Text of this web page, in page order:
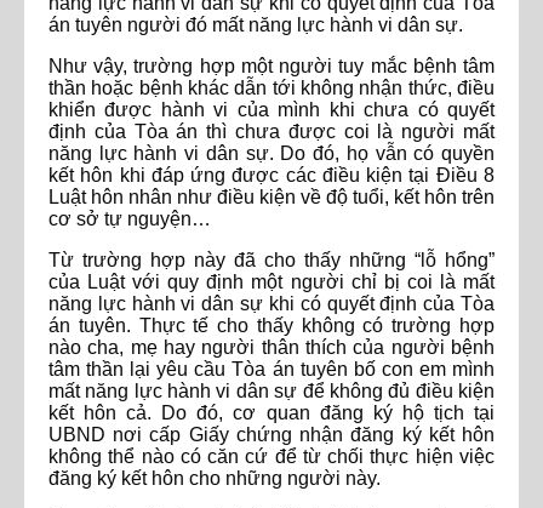
án tuyên người đó mất năng lực hành vi dân sự.
Như vậy, trường hợp một người tuy mắc bệnh tâm
thần hoặc bệnh khác dẫn tới không nhận thức, điều
khiển được hành vi của mình khi chưa có quyết
định của Tòa án thì chưa được coi là người mất
năng lực hành vi dân sự. Do đó, họ vẫn có quyền
kết hôn khi đáp ứng được các điều kiện tại Điều 8
Luật hôn nhân như điều kiện về độ tuổi, kết hôn trên
cơ sở tự nguyện…
Từ trường hợp này đã cho thấy những “lỗ hổng”
của Luật với quy định một người chỉ bị coi là mất
năng lực hành vi dân sự khi có quyết định của Tòa
án tuyên. Thực tế cho thấy không có trường hợp
nào cha, mẹ hay người thân thích của người bệnh
tâm thần lại yêu cầu Tòa án tuyên bố con em mình
mất năng lực hành vi dân sự để không đủ điều kiện
kết hôn cả. Do đó, cơ quan đăng ký hộ tịch tại
UBND nơi cấp Giấy chứng nhận đăng ký kết hôn
không thể nào có căn cứ để từ chối thực hiện việc
đăng ký kết hôn cho những người này.